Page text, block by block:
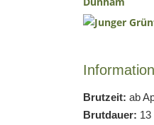
Brutzeit: ab
Brutdauer: 13